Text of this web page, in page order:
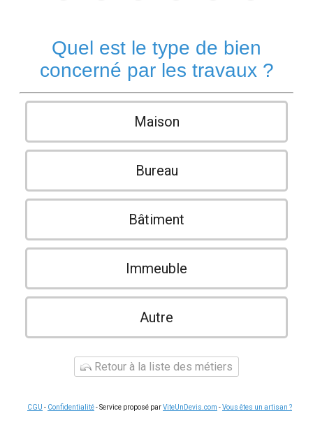
Quel est le type de bien
concerné par les travaux ?
Maison
Bureau
Bâtiment
Immeuble
Autre
Retour à la liste des métiers
CGU - Confidentialité- Service proposé parViteUnDevis.com -Vous êtes un artisan ?